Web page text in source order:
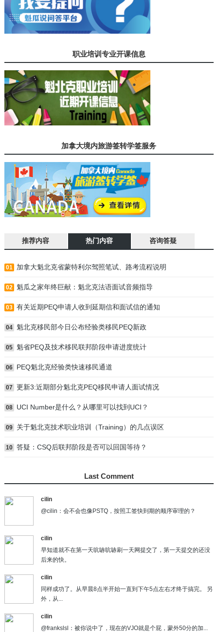
职业培训专业开课信息
加拿大境内旅游签转学签服务
推荐内容 热门内容 咨询答疑
01 加拿大魁北克省蒙特利尔驾照笔试、路考流程说明
02 魁瓜之家年终巨献：魁北克法语面试音频指导
03 有关近期PEQ申请人收到延期信和面试信的通知
04 魁北克移民部今日公布经验类移民PEQ新政
05 魁省PEQ及技术移民联邦阶段申请进度统计
06 PEQ魁北克经验类快速移民通道
07 更新3:近期部分魁北克PEQ移民申请人面试情况
08 UCI Number是什么？从哪里可以找到UCI？
09 关于魁北克技术职业培训（Training）的几点误区
10 答疑：CSQ后联邦阶段是否可以回国等待？
Last Comment
cilin
@cilin：会不会也像PSTQ，按照工签快到期的顺序审理的？
cilin
早知道就不在第一天吭哧吭哧刷一天网提交了，第一天提交的还没
后来的快。
cilin
同样成功了。从早晨8点半开始一直到下午5点左右才终于搞完。 另
外，从...
cilin
@frankslsl：被你说中了，现在的VJO就是个屁，蒙外50分的加...